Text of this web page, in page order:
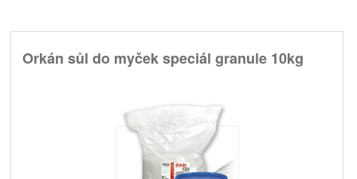
Orkán sůl do myček speciál granule 10kg